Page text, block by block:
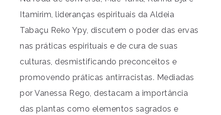
Itamirim, lideranças espirituais da Aldeia
Tabaçu Reko Ypy, discutem o poder das ervas
nas práticas espirituais e de cura de suas
culturas, desmistificando preconceitos e
promovendo práticas antirracistas. Mediadas
por Vanessa Rego, destacam a importância
das plantas como elementos sagrados e